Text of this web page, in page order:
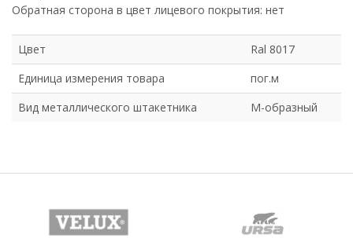
Обратная сторона в цвет лицевого покрытия: нет
Цвет
Ral 8017
Единица измерения товара
пог.м
Вид металлического штакетника
М-образный